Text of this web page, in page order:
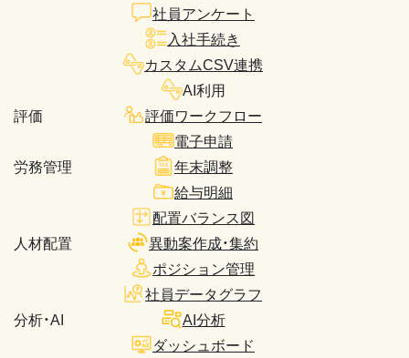
社員アンケート
入社手続き
カスタムCSV連携
AI利用
評価
評価ワークフロー
労務管理
電子申請
年末調整
給与明細
人材配置
配置バランス図
異動案作成・集約
ポジション管理
分析・AI
社員データグラフ
AI分析
ダッシュボード